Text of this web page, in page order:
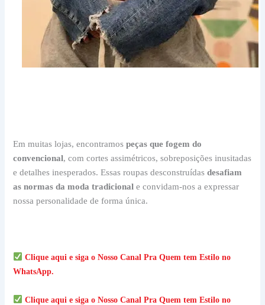
Em muitas lojas, encontramospeças que fogem do
convencional, com cortes assimétricos, sobreposições inusitadas
e detalhes inesperados. Essas roupas desconstruídasdesafiam
as normas da moda tradicional e convidam-nos a expressar
nossa personalidade de forma única.
Clique aqui e siga o Nosso Canal Pra Quem tem Estilo no
WhatsApp.
Clique aqui e siga oNosso Canal Pra Quem tem Estilo no